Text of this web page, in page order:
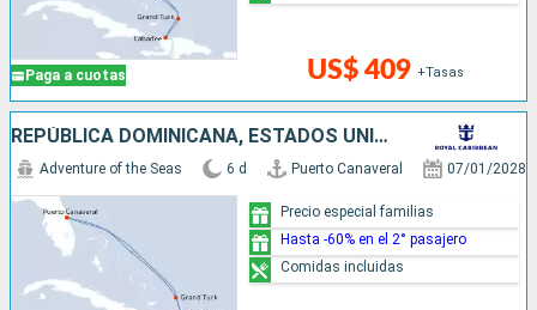
Paga a cuotas US$ 409 +Tasas
REPÚBLICA DOMINICANA, ESTADOS UNIDOS
Adventure of the Seas 6 d Puerto Canaveral 07/01/2028
Precio especial familias
Hasta -60% en el 2° pasajero
Comidas incluidas